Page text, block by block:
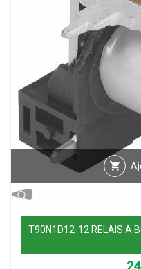
T90N1D12-12 RELAIS A